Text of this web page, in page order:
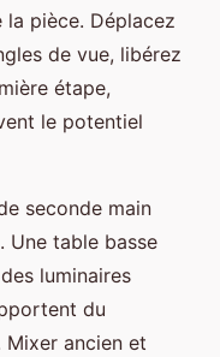
pièce. Déplacez
de vue, libérez
étape,
le potentiel
seconde main
table basse
luminaires
du
ancien et